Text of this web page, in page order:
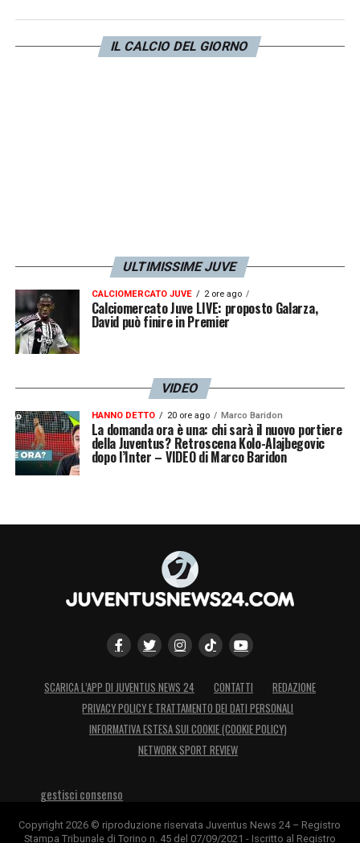
squadra e l’esperienza di Dybala alla
Juventus. A Roma è arrivato da tre anni, non
una questione di rispetto»
LA PLAYLIST DELLE NOSTRE TOP NEWS
IL CALCIO DEL GIORNO
ULTIMISSIME JUVE
CALCIOMERCATO JUVE 2 ore ago
Calciomercato Juve LIVE: proposto Galarza,
David può finire in Premier
VIDEO
HANNO DETTO 20 ore ago Marco Baridon
La domanda ora è una: chi sarà il nuovo portiere
della Juventus? Retroscena Kolo-Alajbegovic
dopo l’Inter – VIDEO di Marco Baridon
SCARICA L’APP DI JUVENTUS NEWS 24 CONTATTI
REDAZIONE
PRIVACY POLICY E TRATTAMENTO DEI DATI PERSONALI
INFORMATIVA ESTESA SUI COOKIE (COOKIE POLICY)
NETWORK SPORT REVIEW
gestisci consenso
Copyright 2026 © riproduzione riservata Juventus News 24 – Registro
Stampa Tribunale di Torino n. 45 del 07/09/2021 - Iscritto al Registro